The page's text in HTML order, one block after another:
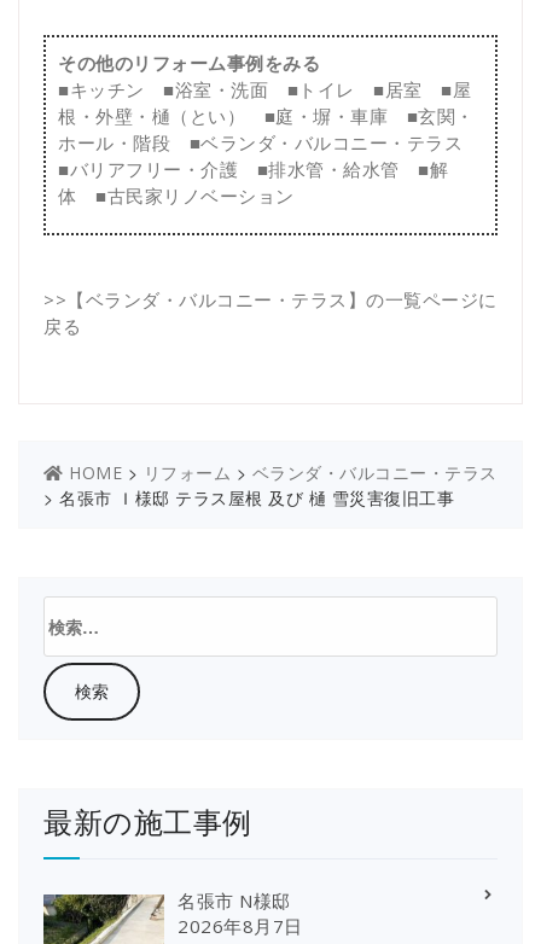
その他のリフォーム事例をみる
■キッチン ■浴室・洗面 ■ トイレ ■ 居室 ■屋
根・外壁・樋（とい）
■庭・塀・車庫 ■玄関・
ホール・階段 ■ベランダ・バルコニー・テラス
■バリアフリー・介護 ■排水管・給水管 ■解
体 ■古民家リノベーション
>> 【ベランダ・バルコニー・テラス】の一覧ページに
戻る
HOME > リフォーム > ベランダ・バルコニー・テラス
> 名張市 Ｉ様邸 テラス屋根 及び 樋 雪災害復旧工事
索:
最新の施工事例
名張市 N様邸
2026年8月7日